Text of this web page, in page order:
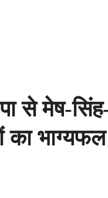
से मेष-
का भाग्यफल